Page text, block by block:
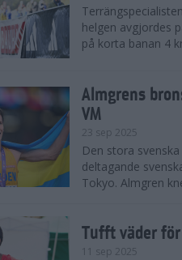
helgen avgjordes
på korta banan 4
Almgrens
VM
23 sep 2025
Den stora
deltagande
Tokyo. Almgren
Tufft väder
11 sep 2025